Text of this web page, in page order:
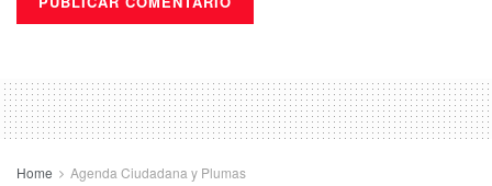
Home Agenda Ciudadana y Plumas